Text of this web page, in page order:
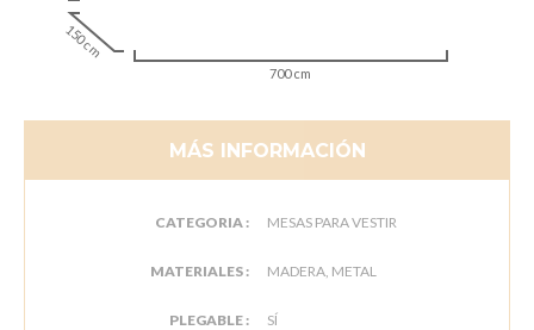
150 cm
700 cm
MÁS INFORMACIÓN
CATEGORIA : MESAS PARA VESTIR
MATERIALES : MADERA, METAL
PLEGABLE : SÍ